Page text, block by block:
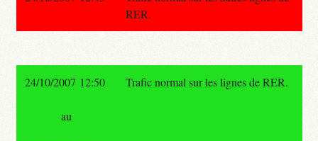
RER.
24/10/2007 12:50 Trafic normal sur les lignes de RER.
au